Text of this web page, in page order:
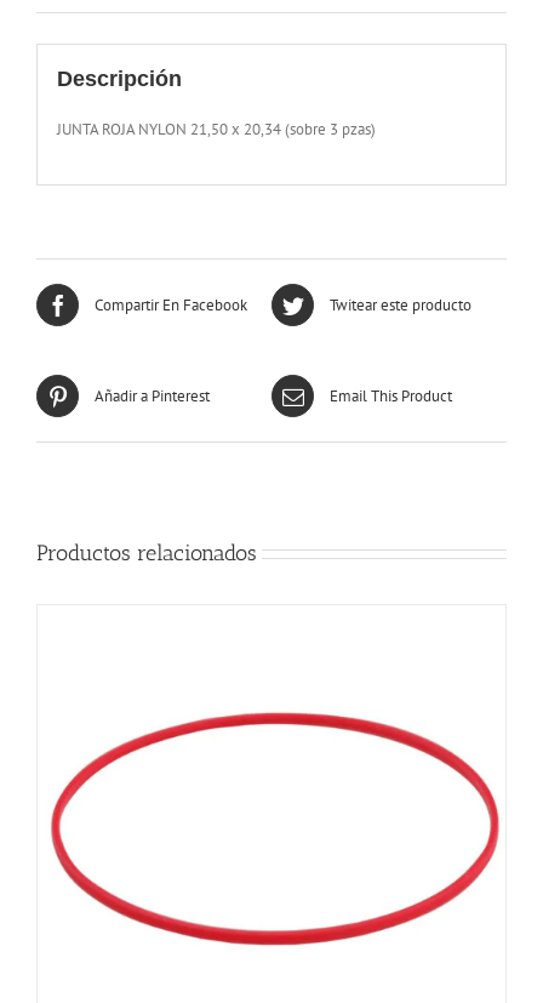
Descripción
JUNTA ROJA NYLON 21,50 x 20,34 (sobre 3 pzas)
Compartir En Facebook Twitear este producto
Añadir a Pinterest Email This Product
Productos relacionados